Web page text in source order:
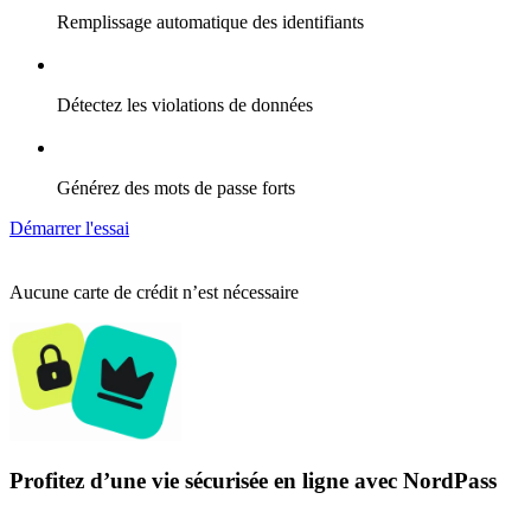
Remplissage automatique des identifiants
Détectez les violations de données
Générez des mots de passe forts
Démarrer l'essai
Aucune carte de crédit n’est nécessaire
Profitez d’une vie sécurisée en ligne avec NordPass